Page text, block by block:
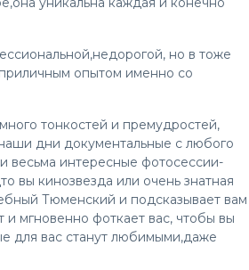
но в тоже
опытом именно со
тонкостей и премудростей,
дни документальные с любого
весьма интересные фотосессии-
вы кинозвезда или очень знатная
Тюменский и подсказывает вам
мгновенно фоткает вас, чтобы вы
для вас станут любимыми,даже